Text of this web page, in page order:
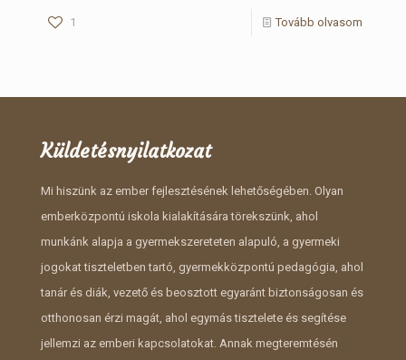
1 Tovább olvasom
Küldetésnyilatkozat
Mi hiszünk az ember fejlesztésének lehetőségében. Olyan
emberközpontú iskola kialakítására törekszünk, ahol
munkánk alapja a gyermekszereteten alapuló, a gyermeki
jogokat tiszteletben tartó, gyermekközpontú pedagógia, ahol
tanár és diák, vezető és beosztott egyaránt biztonságosan és
otthonosan érzi magát, ahol egymás tisztelete és segítése
jellemzi az emberi kapcsolatokat. Annak megteremtésén